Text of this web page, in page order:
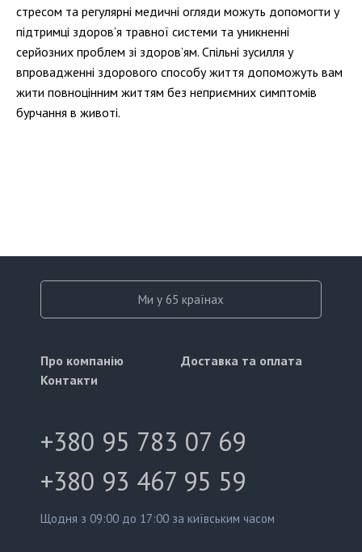
стресом та регулярні медичні огляди можуть допомогти у
підтримці здоров’я травної системи та уникненні
серйозних проблем зі здоров’ям. Спільні зусилля у
впровадженні здорового способу життя допоможуть вам
жити повноцінним життям без неприємних симптомів
бурчання в животі.
Ми у 65 країнах
Про компанію
Контакти
Доставка та оплата
+380 95 783 07 69
+380 93 467 95 59
Щодня з 09:00 до 17:00 за київським часом